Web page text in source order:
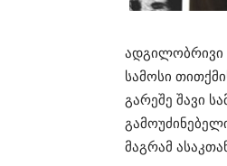
ადგილობრივი
სამოსი
გარეშე შავი
მაგრამ